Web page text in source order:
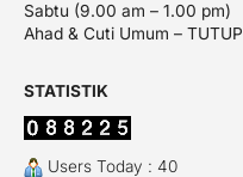
Sabtu (9.00 am – 1.00 pm)
Ahad & Cuti Umum – TUTUP
STATISTIK
Users Today : 40